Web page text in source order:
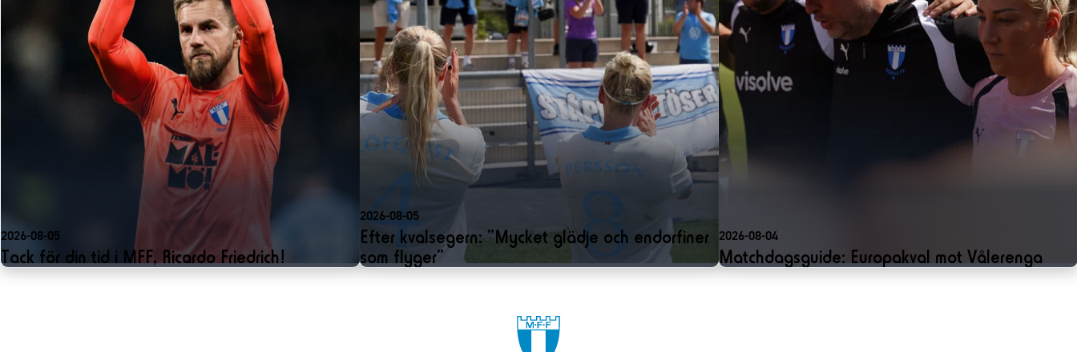
2026-08-05
Tack för din tid i MFF, Ricardo Friedrich!
2026-08-05
Efter kvalsegern: ”Mycket glädje och endorfiner
som flyger”
2026-08-04
Matchdagsguide: Europakval mot Vålerenga